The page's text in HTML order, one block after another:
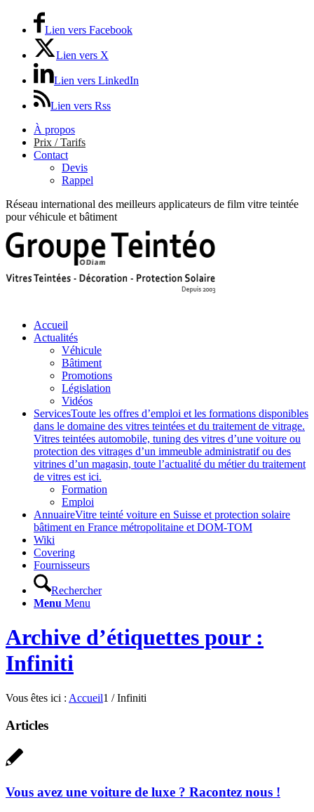
Lien vers Facebook
Lien vers X
Lien vers LinkedIn
Lien vers Rss
À propos
Prix / Tarifs
Contact
Devis
Rappel
Réseau international des meilleurs applicateurs de film vitre teintée
pour véhicule et bâtiment
Accueil
Actualités
Véhicule
Bâtiment
Promotions
Législation
Vidéos
ServicesToute les offres d’emploi et les formations disponibles
dans le domaine des vitres teintées et du traitement de vitrage.
Vitres teintées automobile, tuning des vitres d’une voiture ou
protection des vitrages d’un immeuble administratif ou des
vitrines d’un magasin, toute l’actualité du métier du traitement
de vitres est ici.
Formation
Emploi
AnnuaireVitre teinté voiture en Suisse et protection solaire
bâtiment en France métropolitaine et DOM-TOM
Wiki
Covering
Fournisseurs
Rechercher
Menu Menu
Archive d’étiquettes pour :
Infiniti
Vous êtes ici : Accueil1 / Infiniti
Articles
Vous avez une voiture de luxe ? Racontez nous !